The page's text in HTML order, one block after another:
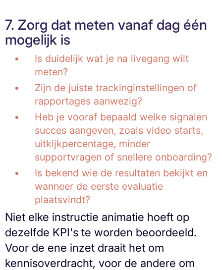
7. Zorg dat meten vanaf dag één
mogelijk is
Is duidelijk wat je na livegang wilt
meten?
Zijn de juiste trackinginstellingen of
rapportages aanwezig?
Heb je vooraf bepaald welke signalen
succes aangeven, zoals video starts,
uitkijkpercentage, minder
supportvragen of snellere onboarding?
Is bekend wie de resultaten bekijkt en
wanneer de eerste evaluatie
plaatsvindt?
Niet elke instructie animatie hoeft op
dezelfde KPI's te worden beoordeeld.
Voor de ene inzet draait het om
kennisoverdracht, voor de andere om